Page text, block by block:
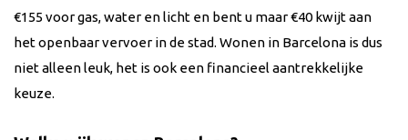
€155 voor gas, water en licht en bent u maar €40 kwijt aan
het openbaar vervoer in de stad. Wonen in Barcelona is dus
niet alleen leuk, het is ook een financieel aantrekkelijke
keuze.